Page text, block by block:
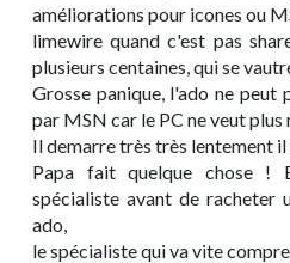
améliorations pour icones ou
limewire quand c'est pas
plusieurs centaines, qui se
Grosse panique, l'ado ne peut
par MSN car le PC ne veut plus
Il demarre très très lentement il
Papa fait quelque chose !
spécialiste avant de racheter
ado,
le spécialiste qui va vite